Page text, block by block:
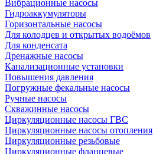
Вибрационные насосы
Гидроаккумуляторы
Горизонтальные насосы
Для колодцев и открытых водоёмов
Для конденсата
Дренажные насосы
Канализационные установки
Повышения давления
Погружные фекальные насосы
Ручные насосы
Скважинные насосы
Циркуляционные насосы ГВС
Циркуляционные насосы отопления
Циркуляционные резьбовые
Циркуляционные фланцевые